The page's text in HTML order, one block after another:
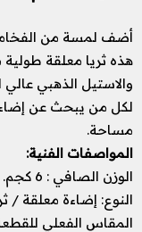
أضف لمسة من
هذه ثريا معلقة
والاستيل الذهبي عالي
لكل من يبحث عن
مساحة.
المواصفات الفنية:
الوزن الصافي : 6 كجم.
النوع: إضاءة معلقة /
المقاس الفعلي للقطعة